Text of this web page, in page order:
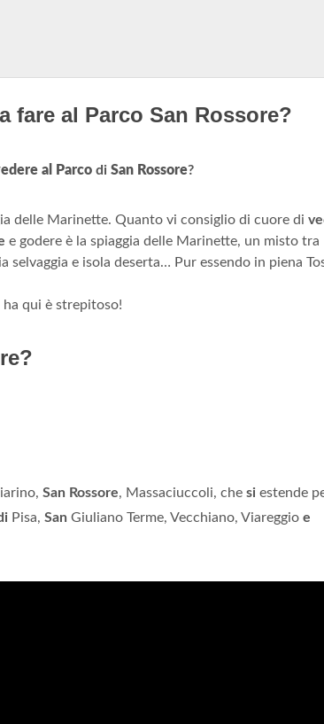
fare al Parco San Rossore?
al Parco di San Rossore?
delle Marinette. Quanto vi consiglio di cuore di
e godere è la spiaggia delle Marinette, un misto tra
selvaggia e isola deserta… Pur essendo in piena
ha qui è strepitoso!
San Rossore, Massaciuccoli, che si estende
Pisa, San Giuliano Terme, Vecchiano, Viareggio e